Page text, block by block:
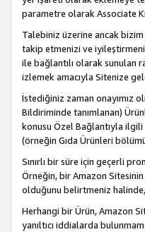
parametre olarak Associate
Talebiniz üzerine ancak bizim
takip etmenizi ve
ile bağlantılı olarak sunulan
izlemek amacıyla Sitenize
İstediğiniz zaman onayımız
Bildiriminde tanımlanan)
konusu Özel Bağlantıyla ilgili
(örneğin Gıda Ürünleri
Sınırlı bir süre için geçerli
Örneğin, bir Amazon
olduğunu belirtmeniz
Herhangi bir Ürün, Amazon
yanıltıcı iddialarda